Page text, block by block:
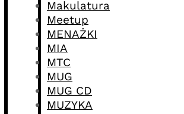
Makulatura
Meetup
MENAŻKI
MIA
MTC
MUG
MUG CD
MUZYKA